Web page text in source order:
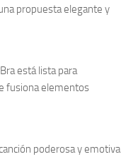
propuesta elegante y
está lista para
fusiona elementos
poderosa y emotiva